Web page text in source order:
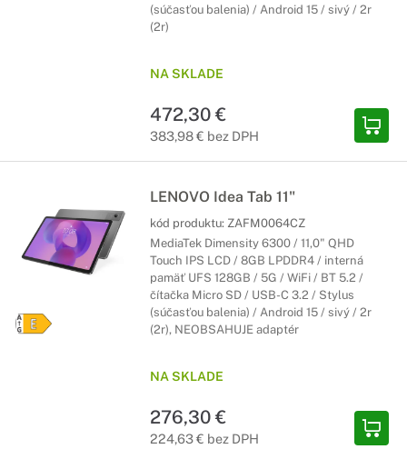
(súčasťou balenia) / Android 15 / sivý / 2r
(2r)
NA SKLADE
472,30 €
383,98 € bez DPH
LENOVO Idea Tab 11"
kód produktu: ZAFM0064CZ
MediaTek Dimensity 6300 / 11,0" QHD
Touch IPS LCD / 8GB LPDDR4 / interná
pamäť UFS 128GB / 5G / WiFi / BT 5.2 /
čítačka Micro SD / USB-C 3.2 / Stylus
(súčasťou balenia) / Android 15 / sivý / 2r
(2r), NEOBSAHUJE adaptér
NA SKLADE
276,30 €
224,63 € bez DPH